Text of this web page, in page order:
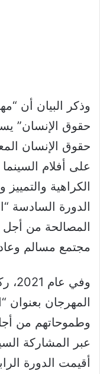
وذكر البيان أن
حقوق الإنسان”
حقوق الإنسان
على أفلام
الكراهية
الدورة السادسة
المصالحة من أجل
مجتمع مسالم
وفي
المهرجان بعنوان
وطموحاتهم من
أقيمت الدورة